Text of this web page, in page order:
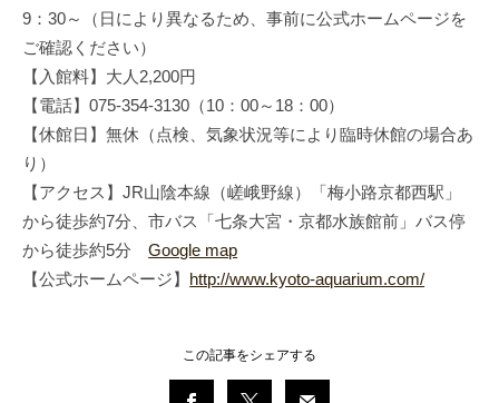
9：30～（日により異なるため、事前に公式ホームページを
ご確認ください）
【入館料】大人2,200円
【電話】075-354-3130（10：00～18：00）
【休館日】無休（点検、気象状況等により臨時休館の場合あ
り）
【アクセス】JR山陰本線（嵯峨野線）「梅小路京都西駅」
から徒歩約7分、市バス「七条大宮・京都水族館前」バス停
から徒歩約5分Google map
【公式ホームページ】 http://www.kyoto-aquarium.com/
この記事をシェアする